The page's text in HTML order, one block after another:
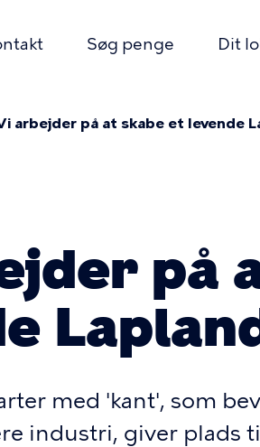
Søg penge Dit
arbejder på at skabe et levende
på
med 'kant', som
industri, giver plads